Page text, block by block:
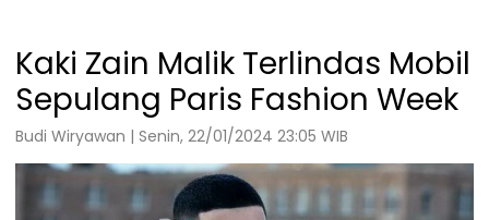
Kaki Zain Malik Terlindas Mobil
Sepulang Paris Fashion Week
Budi Wiryawan | Senin, 22/01/2024 23:05 WIB